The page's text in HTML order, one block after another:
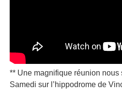
** Une magnifique réunion nous
Samedi sur l’hippodrome de